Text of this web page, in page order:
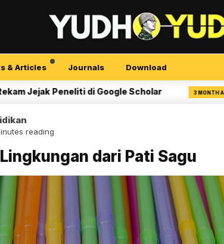
& Articles Journals Download
di Google Scholar 3 MONTH AGO
reading
dari Pati Sagu